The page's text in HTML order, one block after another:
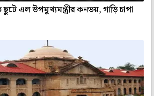
এল উপমুখ্যমন্ত্রীর কনভয়, গাড়ি চাপা